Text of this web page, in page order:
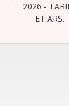
2026 -
ET ARS.